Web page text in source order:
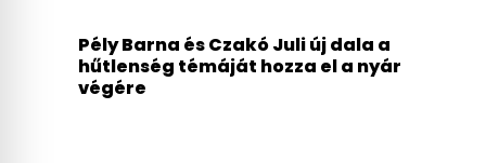
Pély Barna és Czakó Juli új dala a
hűtlenség témáját hozza el a nyár
végére